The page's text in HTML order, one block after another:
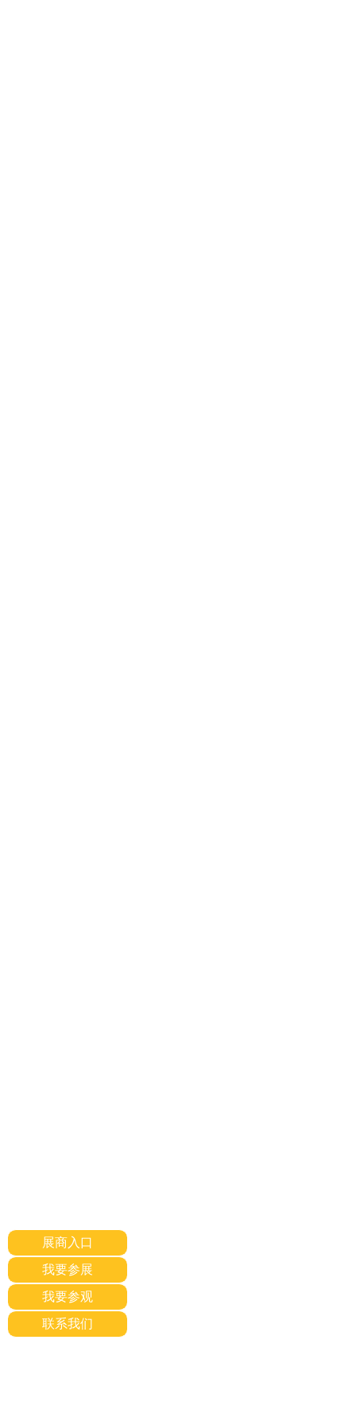
展商入口
我要参展
我要参观
联系我们